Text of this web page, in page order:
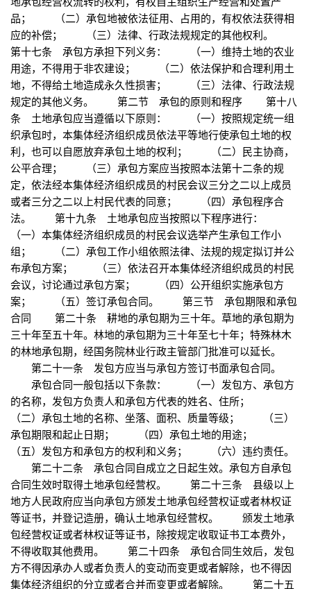
品； （二）承包地被依法征用、占用的，有权依法获得相
应的补偿； （三）法律、行政法规规定的其他权利。
第十七条 承包方承担下列义务： （一）维持土地的农业
用途，不得用于非农建设； （二）依法保护和合理利用土
地，不得给土地造成永久性损害； （三）法律、行政法规
规定的其他义务。 第二节 承包的原则和程序 第十八
条 土地承包应当遵循以下原则： （一）按照规定统一组
织承包时，本集体经济组织成员依法平等地行使承包土地的权
利，也可以自愿放弃承包土地的权利； （二）民主协商，
公平合理； （三）承包方案应当按照本法第十二条的规
定，依法经本集体经济组织成员的村民会议三分之二以上成员
或者三分之二以上村民代表的同意； （四）承包程序合
法。 第十九条 土地承包应当按照以下程序进行：
（一）本集体经济组织成员的村民会议选举产生承包工作小
组； （二）承包工作小组依照法律、法规的规定拟订并公
布承包方案； （三）依法召开本集体经济组织成员的村民
会议，讨论通过承包方案； （四）公开组织实施承包方
案； （五）签订承包合同。 第三节 承包期限和承包
合同 第二十条 耕地的承包期为三十年。草地的承包期为
三十年至五十年。林地的承包期为三十年至七十年；特殊林木
的林地承包期，经国务院林业行政主管部门批准可以延长。
第二十一条 发包方应当与承包方签订书面承包合同。
承包合同一般包括以下条款： （一）发包方、承包方
的名称，发包方负责人和承包方代表的姓名、住所；
（二）承包土地的名称、坐落、面积、质量等级； （三）
承包期限和起止日期； （四）承包土地的用途；
（五）发包方和承包方的权利和义务； （六）违约责任。
第二十二条 承包合同自成立之日起生效。承包方自承包
合同生效时取得土地承包经营权。 第二十三条 县级以上
地方人民政府应当向承包方颁发土地承包经营权证或者林权证
等证书，并登记造册，确认土地承包经营权。 颁发土地承
包经营权证或者林权证等证书，除按规定收取证书工本费外，
不得收取其他费用。 第二十四条 承包合同生效后，发包
方不得因承办人或者负责人的变动而变更或者解除，也不得因
集体经济组织的分立或者合并而变更或者解除。 第二十五